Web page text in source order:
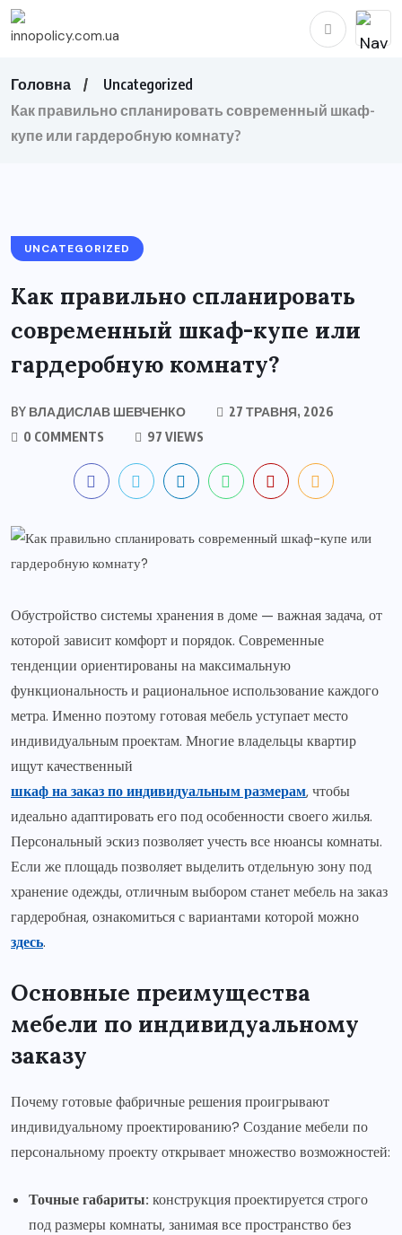
Головна
Uncategorized
Как правильно спланировать современный шкаф-
купе или гардеробную комнату?
UNCATEGORIZED
Как правильно спланировать
современный шкаф-купе или
гардеробную комнату?
BY ВЛАДИСЛАВ ШЕВЧЕНКО
27 ТРАВНЯ, 2026
0 COMMENTS
97 VIEWS
Обустройство системы хранения в доме — важная задача, от
которой зависит комфорт и порядок. Современные
тенденции ориентированы на максимальную
функциональность и рациональное использование каждого
метра. Именно поэтому готовая мебель уступает место
индивидуальным проектам. Многие владельцы квартир
ищут качественный
шкаф на заказ по индивидуальным размерам, чтобы
идеально адаптировать его под особенности своего жилья.
Персональный эскиз позволяет учесть все нюансы комнаты.
Если же площадь позволяет выделить отдельную зону под
хранение одежды, отличным выбором станет мебель на заказ
гардеробная, ознакомиться с вариантами которой можно
здесь.
Основные преимущества
мебели по индивидуальному
заказу
Почему готовые фабричные решения проигрывают
индивидуальному проектированию? Создание мебели по
персональному проекту открывает множество возможностей:
Точные габариты: конструкция проектируется строго
под размеры комнаты, занимая все пространство без